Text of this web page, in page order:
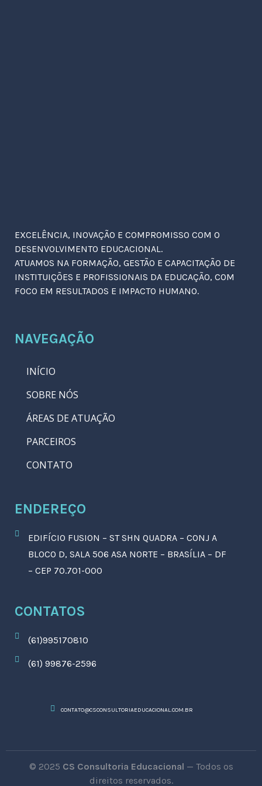
EXCELÊNCIA, INOVAÇÃO E COMPROMISSO COM O
DESENVOLVIMENTO EDUCACIONAL.
ATUAMOS NA FORMAÇÃO, GESTÃO E CAPACITAÇÃO DE
INSTITUIÇÕES E PROFISSIONAIS DA EDUCAÇÃO, COM
FOCO EM RESULTADOS E IMPACTO HUMANO.
NAVEGAÇÃO
INÍCIO
SOBRE NÓS
ÁREAS DE ATUAÇÃO
PARCEIROS
CONTATO
ENDEREÇO
EDIFÍCIO FUSION – ST SHN QUADRA – CONJ A
BLOCO D, SALA 506 ASA NORTE – BRASÍLIA – DF
– CEP 70.701-000
CONTATOS
(61)995170810
(61) 99876-2596
CONTATO@CSCONSULTORIAEDUCACIONAL.COM.BR
© 2025 CS Consultoria Educacional — Todos os
direitos reservados.